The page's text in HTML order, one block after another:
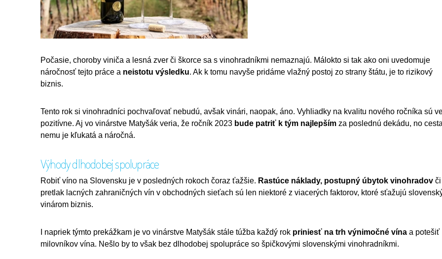
Počasie, choroby viniča a lesná zver či škorce sa s vinohradníkmi nemaznajú. Málokto si tak ako oni uvedomuje
náročnosť tejto práce a neistotu výsledku. Ak k tomu navyše pridáme vlažný postoj zo strany štátu, je to rizikový
biznis.
Tento rok si vinohradníci pochvaľovať nebudú, avšak vinári, naopak, áno. Vyhliadky na kvalitu nového ročníka sú
pozitívne. Aj vo vinárstve Matyšák veria, že ročník 2023 bude patriť k tým najlepším za poslednú dekádu, no
nemu je kľukatá a náročná.
Výhody dlhodobej spolupráce
Robiť víno na Slovensku je v posledných rokoch čoraz ťažšie. Rastúce náklady, postupný úbytok vinohradov či
pretlak lacných zahraničných vín v obchodných sieťach sú len niektoré z viacerých faktorov, ktoré sťažujú
vinárom biznis.
I napriek týmto prekážkam je vo vinárstve Matyšák stále túžba každý rok priniesť na trh výnimočné vína a potešiť
milovníkov vína. Nešlo by to však bez dlhodobej spolupráce so špičkovými slovenskými vinohradníkmi.